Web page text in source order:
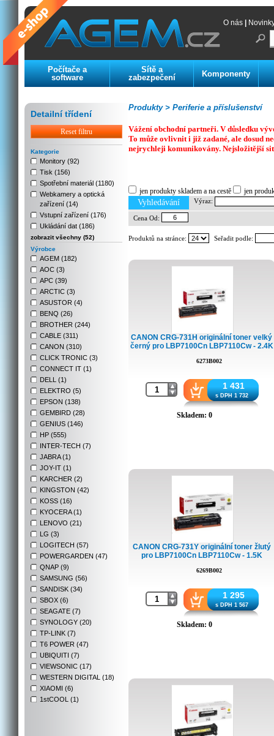
O nás
Počítače a
software
Sítě a
zabezpečení
Komponenty
Detailní třídení
Reset filtru
Kategorie
Monitory (92)
Tisk (156)
Spotřební materiál (1180)
Webkamery a optická
zařízení (14)
Vstupní zařízení (176)
Ukládání dat (186)
zobrazit všechny (52)
Výrobce
AGEM (182)
AOC (3)
APC (39)
ARCTIC (3)
ASUSTOR (4)
BENQ (26)
BROTHER (244)
CABLE (311)
CANON (310)
CLICK TRONIC (3)
CONNECT IT (1)
DELL (1)
ELEKTRO (5)
EPSON (138)
GEMBIRD (28)
GENIUS (146)
HP (555)
INTER-TECH (7)
JABRA (1)
JOY-IT (1)
KARCHER (2)
KINGSTON (42)
KOSS (16)
KYOCERA (1)
LENOVO (21)
LG (3)
LOGITECH (57)
POWERGARDEN (47)
QNAP (9)
SAMSUNG (56)
SANDISK (34)
SBOX (6)
SEAGATE (7)
SYNOLOGY (20)
TP-LINK (7)
T6 POWER (47)
UBIQUITI (7)
VIEWSONIC (17)
WESTERN DIGITAL (18)
XIAOMI (6)
1stCOOL (1)
Periferie a příslušenství
Produkty >
Vážení obchodní partneři. V důsledku
To může ovlivnit i již zadané, ale dosud
nejrychleji komunikovány. Nejsložitější
jen produkty skladem a na cestě jen
Vyhledávání Výraz:
Cena Od:
Produktů na stránce: Seřadit podle:
CANON CRG-731H originální toner velký
černý pro LBP7100Cn LBP7110Cw - 2.4K
6273B002
1 431
s DPH 1 732
Skladem: 0
CANON CRG-731Y originální toner žlutý
pro LBP7100Cn LBP7110Cw - 1.5K
6269B002
1 295
s DPH 1 567
Skladem: 0